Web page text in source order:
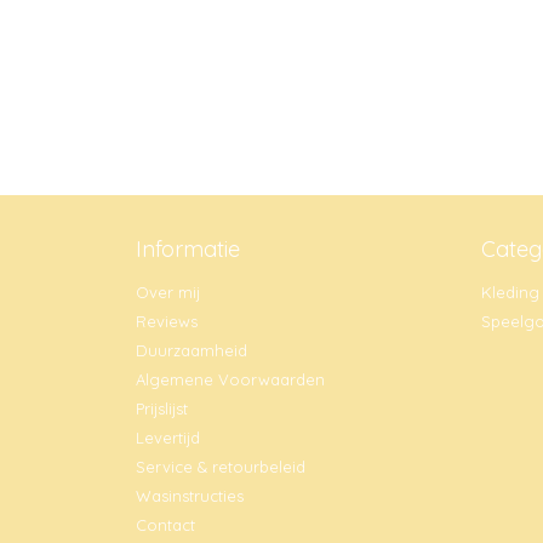
Informatie
Over mij
Reviews
Duurzaamheid
Algemene Voorwaarden
Prijslijst
Levertijd
Service & retourbeleid
Wasinstructies
Contact
Kleding